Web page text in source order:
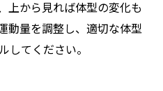
上から見れば体型の変化も
動量を調整し、適切な体型
してください。